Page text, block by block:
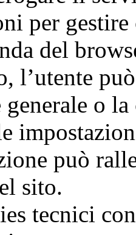
per
del
l’utente
o
può
sito.
tecnici